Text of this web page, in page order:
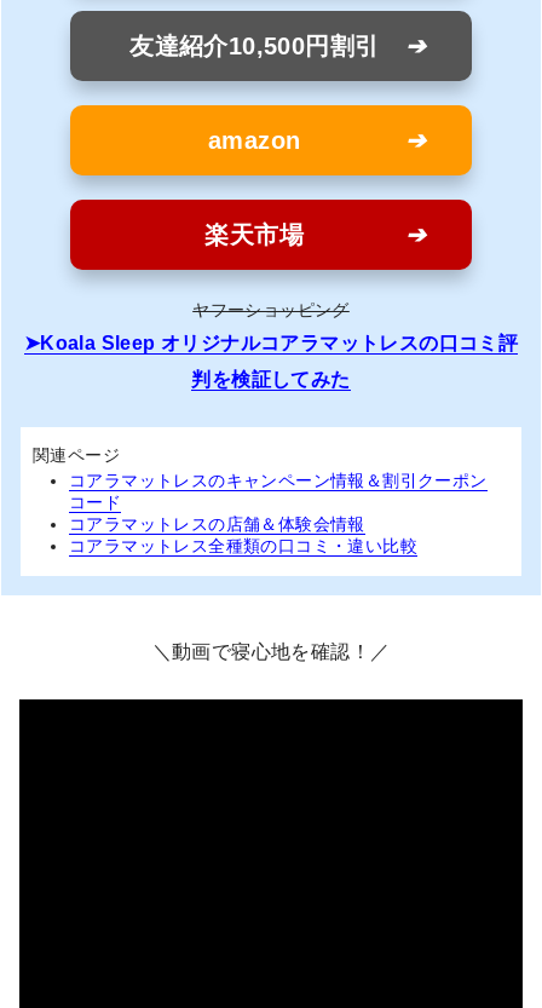
友達紹介10,500円割引
amazon
楽天市場
ヤフーショッピング
Koala Sleep オリジナルコアラマットレスの口コミ評
判を検証してみた
関連ページ
コアラマットレスのキャンペーン情報＆割引クーポン
コード
コアラマットレスの店舗＆体験会情報
コアラマットレス全種類の口コミ・違い比較
＼動画で寝心地を確認！／